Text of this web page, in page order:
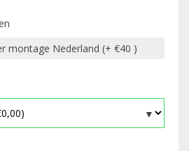
montage Nederland (+ €40 )